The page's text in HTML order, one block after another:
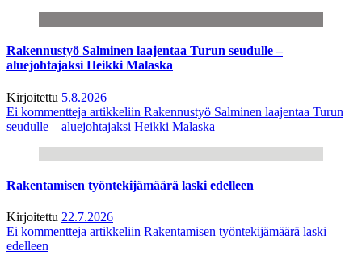
Rakennustyö Salminen laajentaa Turun seudulle –
aluejohtajaksi Heikki Malaska
Kirjoitettu 5.8.2026
Ei kommentteja artikkeliin Rakennustyö Salminen laajentaa Turun
seudulle – aluejohtajaksi Heikki Malaska
Rakentamisen työntekijämäärä laski edelleen
Kirjoitettu 22.7.2026
Ei kommentteja artikkeliin Rakentamisen työntekijämäärä laski
edelleen